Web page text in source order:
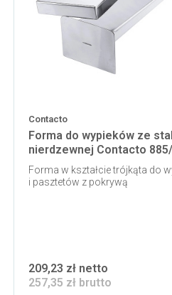
Contacto
Forma do wypieków ze
nierdzewnej Contacto 885/
Forma w kształcie trójkąta do
i pasztetów z pokrywą
209,23 zł netto
257,35 zł brutto